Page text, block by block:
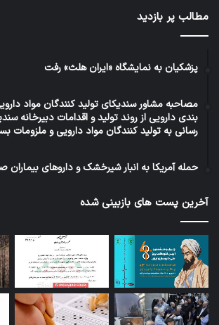
مطالب پر بازدید
پزشکیان به نمایشگاه «ایران هلث» رفت
مصاحبه مشاور سندیکای تولید کنندگان مواد
بندی دارویی از روند تولید و اقدامات دبیرخانه
رسانی به تولید کنندگان مواد دارویی و ملزومات
حمله آمریکا به انبار شیرخشک و داروهای
آخرین پست های بازبینی شده